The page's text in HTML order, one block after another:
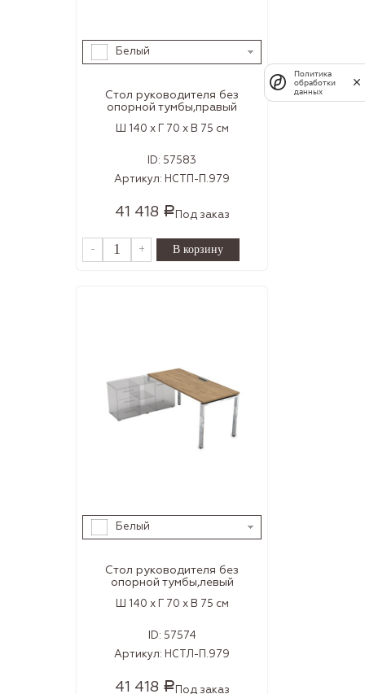
Белый
Стол руководителя без
опорной тумбы,правый
Ш 140 x Г 70 x В 75 см
ID: 57583
Артикул: НСТП-П.979
41 418 Р Под заказ
- +
Белый
Стол руководителя без
опорной тумбы,левый
Ш 140 x Г 70 x В 75 см
ID: 57574
Артикул: НСТЛ-П.979
41 418 Р Под заказ
Политика
обработки
данных